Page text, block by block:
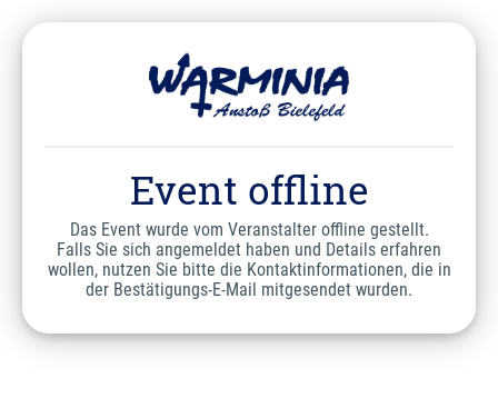
Event offline
Das Event wurde vom Veranstalter offline gestellt.
Falls Sie sich angemeldet haben und Details erfahren
wollen, nutzen Sie bitte die Kontaktinformationen, die in
der Bestätigungs-E-Mail mitgesendet wurden.